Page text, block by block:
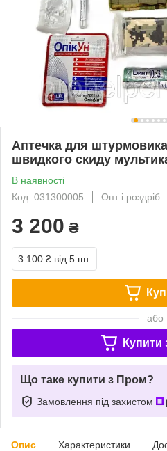
Аптечка для
швидкого скиду
В наявності
Код: 031300005
Опт і роздріб
3 200 ₴
3 100 ₴ від 5 шт.
або
Купити
Що таке купити з Пром?
Замовлення під захистом
Опис Характеристики